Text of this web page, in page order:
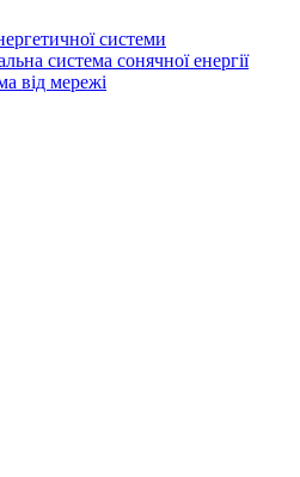
системи
система сонячної енергії
від мережі